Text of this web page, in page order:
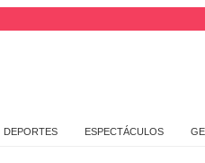
DEPORTES ESPECTÁCULOS